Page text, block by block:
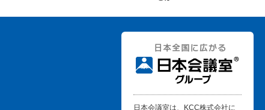
日本会議室は、KCC株式会社に